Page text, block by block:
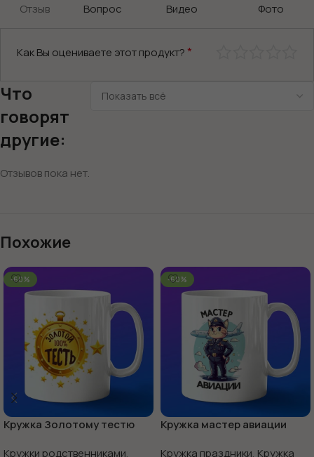
Отзыв
Вопрос
Видео
Фото
Как Вы оцениваете этот продукт? *
Что
говорят
другие:
Отзывов пока нет.
Похожие
-60%
Кружка Золотому тестю
Кружки родственниками,
-60%
Кружка мастер авиации
Кружка праздники, Кружка